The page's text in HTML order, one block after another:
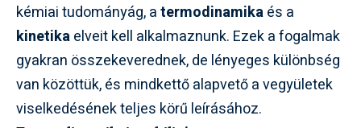
kémiai tudományág, atermodinamikaés a
kinetikaelveit kell alkalmaznunk. Ezek a fogalmak
gyakran összekeverednek, de lényeges különbség
van közöttük, és mindkettő alapvető a vegyületek
viselkedésének teljes körű leírásához.